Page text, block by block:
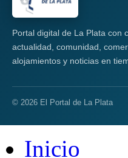
Portal digital de La Plata con
actualidad, comunidad,
alojamientos y noticias en
© 2026 El Portal de La Plata
Inicio